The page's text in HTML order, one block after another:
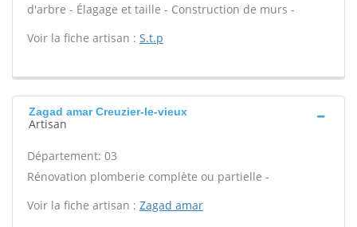
d'arbre - Élagage et taille - Construction de murs -
Voir la fiche artisan : S.t.p
Zagad amar Creuzier-le-vieux
Artisan
Département: 03
Rénovation plomberie complète ou partielle -
Voir la fiche artisan : Zagad amar